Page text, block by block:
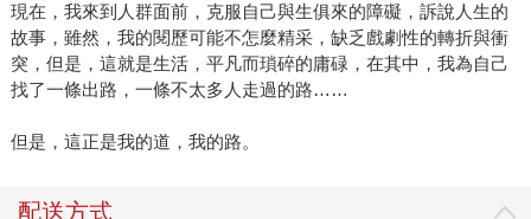
現在，我來到人群面前，克服自己與生俱來的障礙，訴說人生的
故事，雖然，我的閱歷可能不怎麼精采，缺乏戲劇性的轉折與衝
突，但是，這就是生活，平凡而瑣碎的庸碌，在其中，我為自己
找了一條出路，一條不太多人走過的路……
但是，這正是我的道，我的路。
配送方式